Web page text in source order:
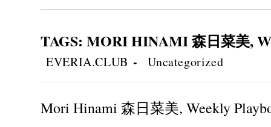
TAGS:MORI HINAMI 森日菜美,
Post
author:
EVERIA.CLUB
Post
category:
Uncategorized
Mori Hinami 森日菜美, Weekly